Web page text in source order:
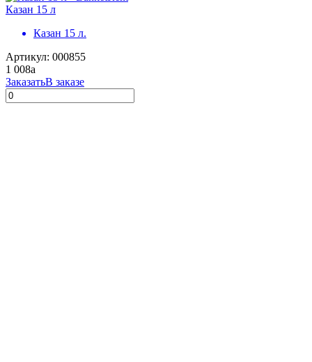
Казан 15 л
Казан 15 л.
Артикул: 000855
1 008a
ЗаказатьВ заказе